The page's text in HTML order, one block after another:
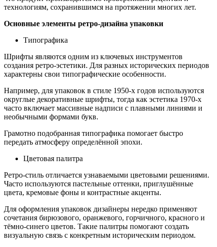
технологиям, сохранившимся на протяжении многих лет.
Основные элементы ретро-дизайна упаковки
Типографика
Шрифты являются одним из ключевых инструментов
создания ретро-эстетики. Для разных исторических периодов
характерны свои типографические особенности.
Например, для упаковок в стиле 1950-х годов используются
округлые декоративные шрифты, тогда как эстетика 1970-х
часто включает массивные надписи с плавными линиями и
необычными формами букв.
Грамотно подобранная типографика помогает быстро
передать атмосферу определённой эпохи.
Цветовая палитра
Ретро-стиль отличается узнаваемыми цветовыми решениями.
Часто используются пастельные оттенки, приглушённые
цвета, кремовые фоны и контрастные акценты.
Для оформления упаковок дизайнеры нередко применяют
сочетания бирюзового, оранжевого, горчичного, красного и
тёмно-синего цветов. Такие палитры помогают создать
визуальную связь с конкретным историческим периодом.